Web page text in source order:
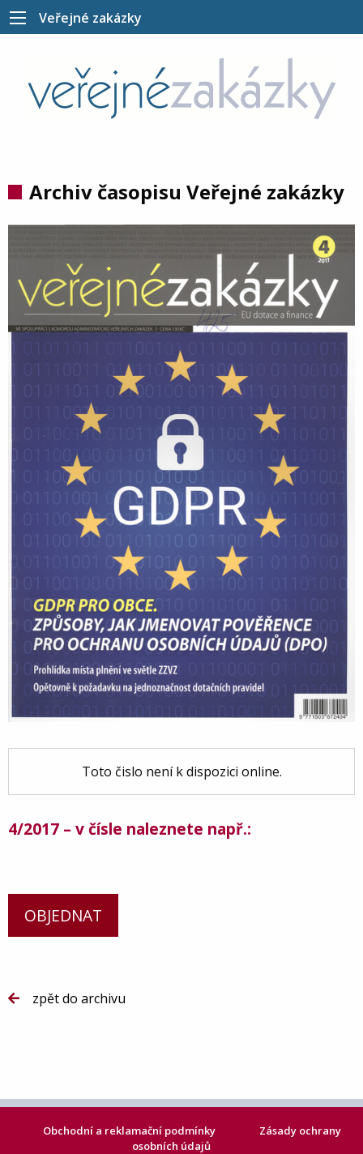
Veřejné zakázky
Archiv časopisu Veřejné zakázky
Toto čislo není k dispozici online.
4/2017 – v čísle naleznete např.:
OBJEDNAT
zpět do archivu
Obchodní a reklamační podmínky
Zásady ochrany
osobních údajů